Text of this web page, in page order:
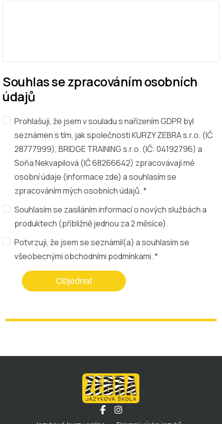
Souhlas se zpracováním osobních
údajů
Prohlašuji, že jsem v souladu s nařízením GDPR byl
seznámen s tím, jak společnosti KURZY ZEBRA s.r.o. (IČ
28777999), BRIDGE TRAINING s.r.o. (IČ: 04192796) a
Soňa Nekvapilová (IČ 68266642) zpracovávají mé
osobní údaje (informace zde) a souhlasím se
zpracováním mých osobních údajů. *
Souhlasím se zasíláním informací o nových službách a
produktech (přibližně jednou za 2 měsíce).
Potvrzuji, že jsem se seznámil(a) a souhlasím se
všeobecnými obchodními podmínkami. *
Objednat